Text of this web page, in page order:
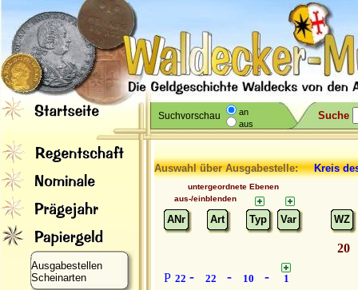
Suchvorschau
an
aus
Suche
Ausgabestellen
Scheinarten
Auswahl über Ausgabestelle: Kreis
untergeordnete Ebenen
aus-/einblenden
ANr Art Typ Var WZ
P 22 - 22 - 10 - 1
20